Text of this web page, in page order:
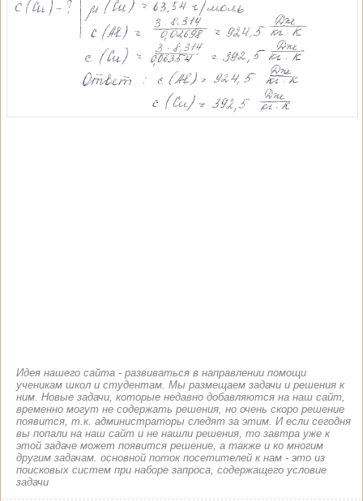
Идея нашего сайта - развиваться в направлении помощи
ученикам школ и студентам. Мы размещаем задачи и решения к
ним. Новые задачи, которые недавно добавляются на наш сайт,
временно могут не содержать решения, но очень скоро решение
появится, т.к. администраторы следят за этим. И если сегодня
вы попали на наш сайт и не нашли решения, то завтра уже к
этой задаче может появится решение, а также и ко многим
другим задачам. основной поток посетителей к нам - это из
поисковых систем при наборе запроса, содержащего условие
задачи